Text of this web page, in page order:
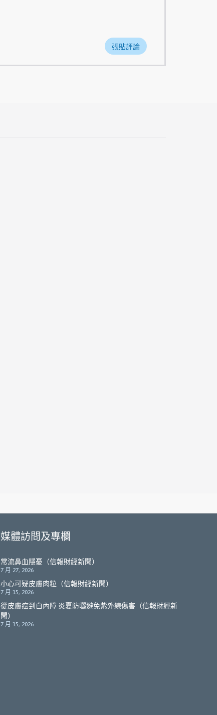
媒體訪問及專欄
常流鼻血隱憂（信報財經新聞）
7 月 27, 2026
小心可疑皮膚肉粒（信報財經新聞）
7 月 15, 2026
從皮膚癌到白內障 炎夏防曬避免紫外線傷害（信報財經新
聞）
7 月 15, 2026